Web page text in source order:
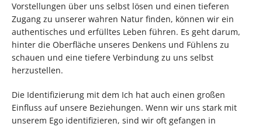
Vorstellungen über uns selbst lösen und einen tieferen
Zugang zu unserer wahren Natur finden, können wir ein
authentisches und erfülltes Leben führen. Es geht darum,
hinter die Oberfläche unseres Denkens und Fühlens zu
schauen und eine tiefere Verbindung zu uns selbst
herzustellen.
Die Identifizierung mit dem Ich hat auch einen großen
Einfluss auf unsere Beziehungen. Wenn wir uns stark mit
unserem Ego identifizieren, sind wir oft gefangen in